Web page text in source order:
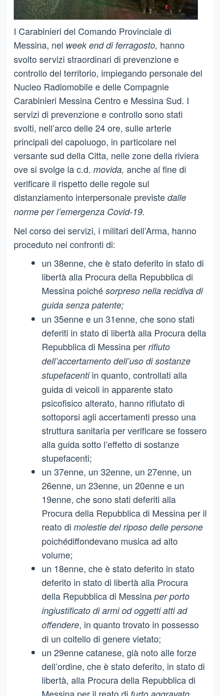
I Carabinieri del Comando Provinciale di
Messina, nel week end di ferragosto, hanno
svolto servizi straordinari di prevenzione e
controllo del territorio, impiegando personale del
Nucleo Radiomobile e delle Compagnie
Carabinieri Messina Centro e Messina Sud. I
servizi di prevenzione e controllo sono stati
svolti, nell’arco delle 24 ore, sulle arterie
principali del capoluogo, in particolare nel
versante sud della Citta, nelle zone della riviera
ove si svolge la c.d. movida, anche al fine di
verificare il rispetto delle regole sul
distanziamento interpersonale previste dalle
norme per l’emergenza Covid-19.
Nel corso dei servizi, i militari dell’Arma, hanno
proceduto nei confronti di:
un 38enne, che è stato deferito in stato di
libertà alla Procura della Repubblica di
Messina poiché sorpreso nella recidiva di
guida senza patente;
un 35enne e un 31enne, che sono stati
deferiti in stato di libertà alla Procura della
Repubblica di Messina per rifiuto
dell’accertamento dell’uso di sostanze
stupefacentiin quanto, controllati alla
guida di veicoli in apparente stato
psicofisico alterato, hanno rifiutato di
sottoporsi agli accertamenti presso una
struttura sanitaria per verificare se fossero
alla guida sotto l’effetto di sostanze
stupefacenti;
un 37enne, un 32enne, un 27enne, un
26enne, un 23enne, un 20enne e un
19enne, che sono stati deferiti alla
Procura della Repubblica di Messina per il
reato di molestie del riposo delle persone
poichédiffondevano musica ad alto
volume;
un 18enne, che è stato deferito in stato
deferito in stato di libertà alla Procura
della Repubblica di Messina per porto
ingiustificato di armi od oggetti atti ad
offendere, in quanto trovato in possesso
di un coltello di genere vietato;
un 29enne catanese, già noto alle forze
dell’ordine, che è stato deferito, in stato di
libertà, alla Procura della Repubblica di